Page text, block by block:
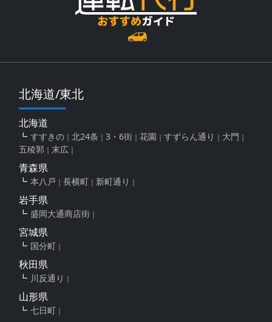
北海道/東北
北海道
すすきの 北24条 3・6街 花園 すずらん通り
大門
五稜郭
末広
青森県
本八戸 長横町 新町通り
岩手県
盛岡大通商店街
宮城県
国分町
秋田県
川反通り
山形県
七日町